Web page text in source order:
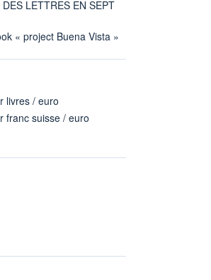
LETTRES EN SEPT
« project Buena Vista »
livres / euro
franc suisse / euro